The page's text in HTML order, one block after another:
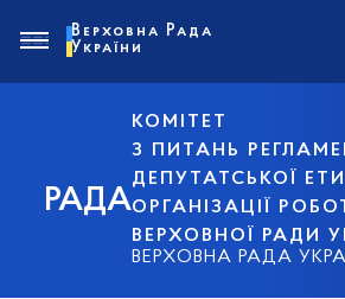
РАДА
КОМІТЕТ
З ПИТАНЬ
ДЕПУТАТСЬКОЇ
ОРГАНІЗАЦІЇ
ВЕРХОВНОЇ РАДИ
ВЕРХОВНА РАДА
Верховна Рада
України